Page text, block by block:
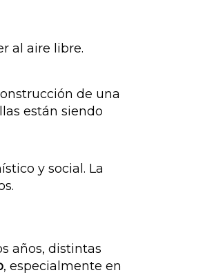
al aire libre.
de una
están siendo
y social. La
años, distintas
, especialmente en